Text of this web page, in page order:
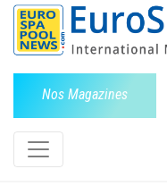
Nos Magazines